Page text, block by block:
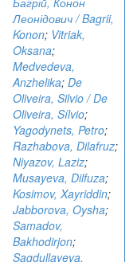
Леонідович / Bagrii,
Konon; Vitriak,
Oksana;
Medvedeva,
Anzhelika; De
Oliveira, Silvio / De
Oliveira, Sílvio;
Yagodynets, Petro;
Razhabova, Dilafruz;
Niyazov, Laziz;
Musayeva, Dilfuza;
Kosimov, Xayriddin;
Jabborova, Oysha;
Samadov,
Bakhodirjon;
Sagdullayeva,